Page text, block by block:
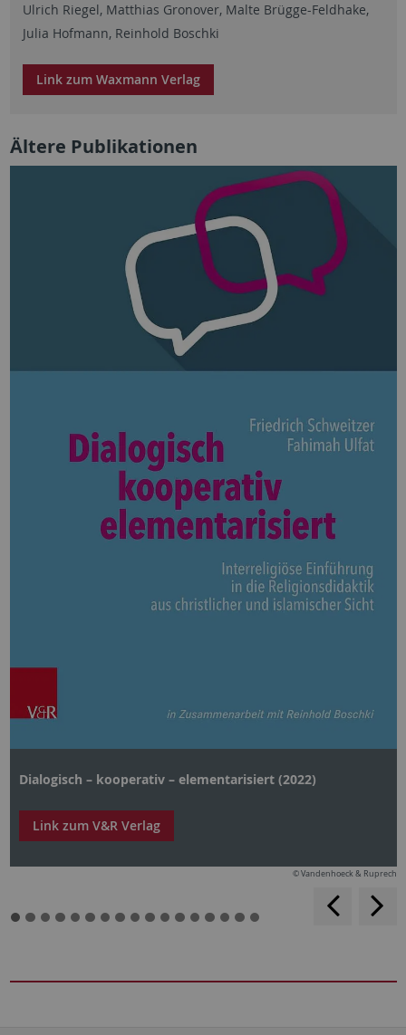
Ulrich Riegel, Matthias Gronover, Malte Brügge-Feldhake,
Julia Hofmann, Reinhold Boschki
Link zum Waxmann Verlag
Ältere Publikationen
Dialogisch – kooperativ – elementarisiert (2022)
Link zum V&R Verlag
© Vandenhoeck & Ruprecht